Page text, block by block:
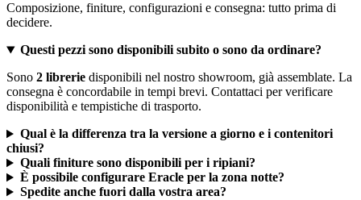
Composizione, finiture, configurazioni e consegna: tutto prima di
decidere.
Questi pezzi sono disponibili subito o sono da ordinare?
Sono 2 librerie disponibili nel nostro showroom, già assemblate. La
consegna è concordabile in tempi brevi. Contattaci per verificare
disponibilità e tempistiche di trasporto.
Qual è la differenza tra la versione a giorno e i contenitori
chiusi?
Quali finiture sono disponibili per i ripiani?
È possibile configurare Eracle per la zona notte?
Spedite anche fuori dalla vostra area?